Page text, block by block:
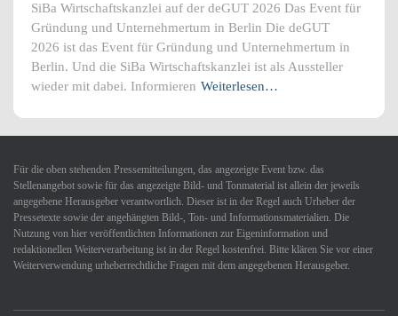
SiBa Wirtschaftskanzlei auf der deGUT 2026 Das Event für
Gründung und Unternehmertum in Berlin Die deGUT
2026 ist das Event für Gründung und Unternehmertum in
Berlin. Und die SiBa Wirtschaftskanzlei ist als Aussteller
wieder mit dabei. Informieren Weiterlesen…
Für die oben stehenden Pressemitteilungen, das angezeigte Event bzw. das
Stellenangebot sowie für das angezeigte Bild- und Tonmaterial ist allein der jeweils
angegebene Herausgeber verantwortlich. Dieser ist in der Regel auch Urheber der
Pressetexte sowie der angehängten Bild-, Ton- und Informationsmaterialien. Die
Nutzung von hier veröffentlichten Informationen zur Eigeninformation und
redaktionellen Weiterverarbeitung ist in der Regel kostenfrei. Bitte klären Sie vor einer
Weiterverwendung urheberrechtliche Fragen mit dem angegebenen Herausgeber.